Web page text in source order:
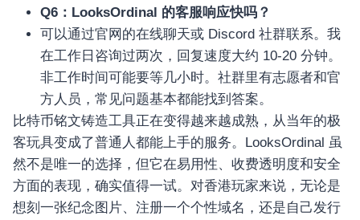
Q6：LooksOrdinal 的客服响应快吗？
可以通过官网的在线聊天或 Discord 社群联系。我
在工作日咨询过两次，回复速度大约 10-20 分钟。
非工作时间可能要等几小时。社群里有志愿者和官
方人员，常见问题基本都能找到答案。
比特币铭文铸造工具正在变得越来越成熟，从当年的极
客玩具变成了普通人都能上手的服务。LooksOrdinal 虽
然不是唯一的选择，但它在易用性、收费透明度和安全
方面的表现，确实值得一试。对香港玩家来说，无论是
想刻一张纪念图片、注册一个个性域名，还是自己发行